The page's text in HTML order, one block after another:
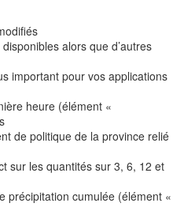
alors que d’autres
important pour vos applications
heure (élément «
de politique de la province relié
sur les quantités sur 3, 6, 12 et
précipitation cumulée (élément «